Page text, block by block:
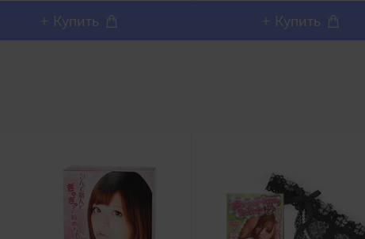
+ Купить
модели которой..
+ Купить